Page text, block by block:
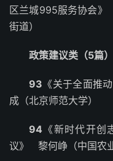
区兰城995服务协会
街道）
政策建议类（5篇）
93 《关于全面推
成（北京师范大学）
94 《新时代开
议》 黎何峥（中国农